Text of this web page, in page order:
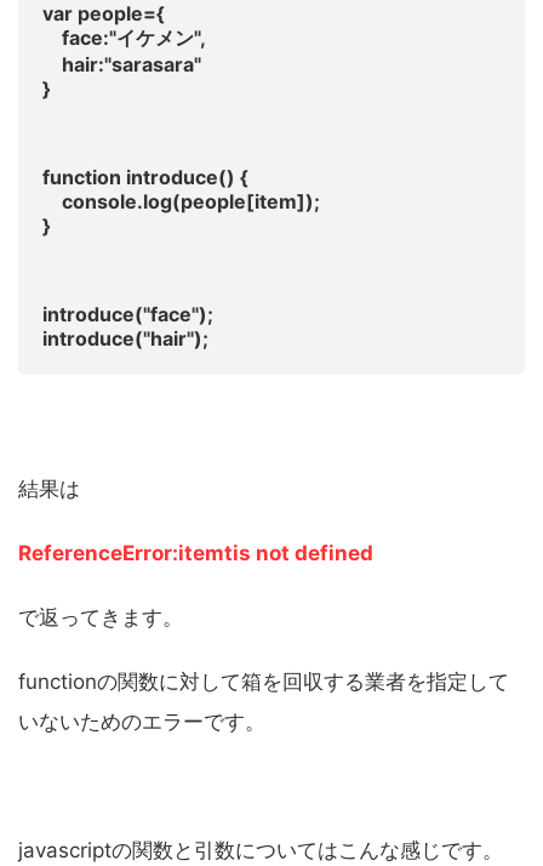
var people={
face:"イケメン",
hair:"sarasara"
}
function introduce() {
console.log(people[item]);
}
introduce("face");
introduce("hair");
結果は
ReferenceError:itemtis not defined
で返ってきます。
functionの関数に対して箱を回収する業者を指定して
いないためのエラーです。
javascriptの関数と引数についてはこんな感じです。